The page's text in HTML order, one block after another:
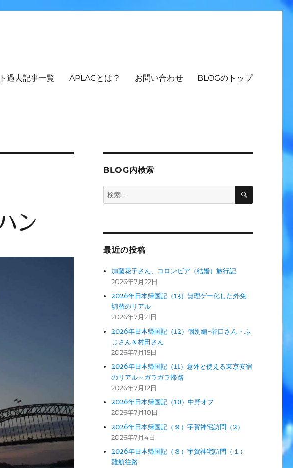
過去記事一覧 APLACとは？ お問い合わせ BLOGのトップ
ン
BLOG内検索
検
索:
検
最近の投稿
加藤花子さん、コロンビア（結婚）旅行記
2026年7月22日
2026年日本帰国記（13）無理ゲー化した外免
切替のリアル
2026年7月21日
2026年日本帰国記（12）個別編-谷口さん・ふ
じさん＆村田さん
2026年7月15日
2026年日本帰国記（11）意外と使える東京安宿
のリアル～ガラガラ帰路
2026年7月12日
2026年日本帰国記（10）中野オフ
2026年7月10日
2026年日本帰国記（９）宇賀神宅訪問（2）
2026年7月4日
2026年日本帰国記（８）宇賀神宅訪問（１）
難航往路